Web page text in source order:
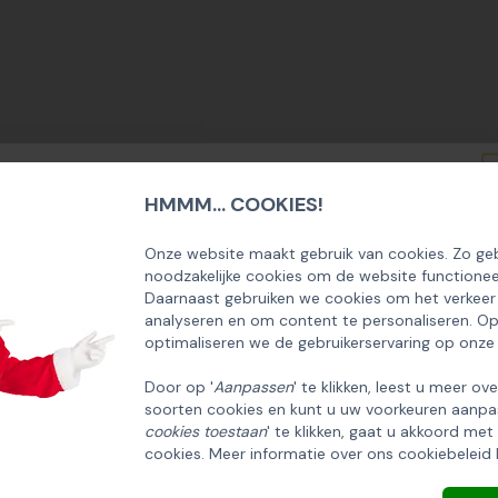
HMMM... COOKIES!
Onze website maakt gebruik van cookies. Zo
noodzakelijke cookies om de website
Daarnaast gebruiken we cookies om het
analyseren en om content te personaliseren.
optimaliseren we de gebruikerservaring op
Door op 'Aanpassen' te klikken, leest u meer
soorten cookies en kunt u uw voorkeuren
cookies toestaan' te klikken, gaat u akkoord
cookies. Meer informatie over ons cookiebeleid
EN ONTVANG 5% KORTING OP DE
HUISCOLLECTIE KERSTPAKKETTEN
Email
INSCHRIJVEN!